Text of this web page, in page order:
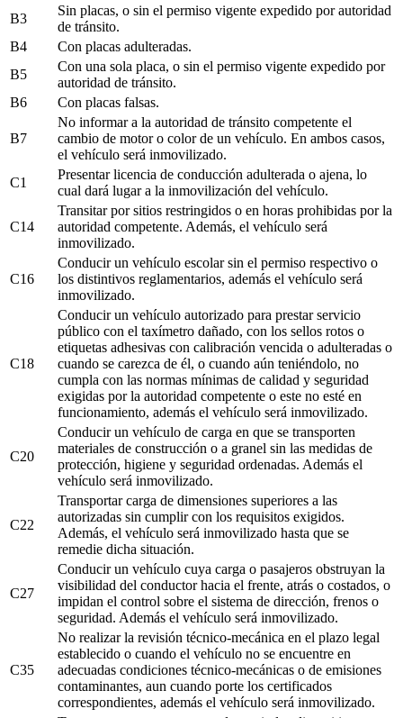
B3
Sin placas, o sin el permiso vigente expedido por autoridad
de tránsito.
B4
Con placas adulteradas.
B5
Con una sola placa, o sin el permiso vigente expedido por
autoridad de tránsito.
B6
Con placas falsas.
B7
No informar a la autoridad de tránsito competente el
cambio de motor o color de un vehículo. En ambos casos,
el vehículo será inmovilizado.
C1
Presentar licencia de conducción adulterada o ajena, lo
cual dará lugar a la inmovilización del vehículo.
C14
Transitar por sitios restringidos o en horas prohibidas por la
autoridad competente. Además, el vehículo será
inmovilizado.
C16
Conducir un vehículo escolar sin el permiso respectivo o
los distintivos reglamentarios, además el vehículo será
inmovilizado.
C18
Conducir un vehículo autorizado para prestar servicio
público con el taxímetro dañado, con los sellos rotos o
etiquetas adhesivas con calibración vencida o adulteradas o
cuando se carezca de él, o cuando aún teniéndolo, no
cumpla con las normas mínimas de calidad y seguridad
exigidas por la autoridad competente o este no esté en
funcionamiento, además el vehículo será inmovilizado.
C20
Conducir un vehículo de carga en que se transporten
materiales de construcción o a granel sin las medidas de
protección, higiene y seguridad ordenadas. Además el
vehículo será inmovilizado.
C22
Transportar carga de dimensiones superiores a las
autorizadas sin cumplir con los requisitos exigidos.
Además, el vehículo será inmovilizado hasta que se
remedie dicha situación.
C27
Conducir un vehículo cuya carga o pasajeros obstruyan la
visibilidad del conductor hacia el frente, atrás o costados, o
impidan el control sobre el sistema de dirección, frenos o
seguridad. Además el vehículo será inmovilizado.
C35
No realizar la revisión técnico-mecánica en el plazo legal
establecido o cuando el vehículo no se encuentre en
adecuadas condiciones técnico-mecánicas o de emisiones
contaminantes, aun cuando porte los certificados
correspondientes, además el vehículo será inmovilizado.